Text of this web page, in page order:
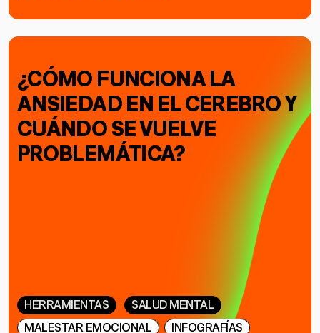
HERRAMIENTAS
SOBRE MUTANTE
DONACIONES
ESPECIALES
¿CÓMO FUNCIONA LA
ANSIEDAD EN EL CEREBRO Y
CUÁNDO SE VUELVE
PROBLEMÁTICA?
HERRAMIENTAS
SALUD MENTAL
MALESTAR EMOCIONAL
INFOGRAFÍAS